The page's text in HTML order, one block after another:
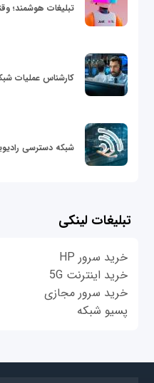
تبلیغات هوشمند؛
کارشناس عملیات
شبکه دسترسی
تبلیغات لینکی
خرید سرور HP
خرید اینترنت 5G
خرید سرور مجازی
پسیو شبکه